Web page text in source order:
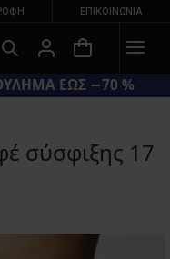
ΕΠΙΚΟΙΝΩΝΊΑ
ΕΩΣ −70 %
σύσφιξης 17